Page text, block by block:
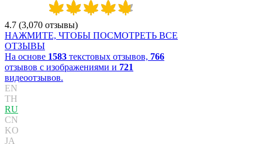
4.7 (3,070 отзывы)
НАЖМИТЕ, ЧТОБЫ ПОСМОТРЕТЬ ВСЕ
ОТЗЫВЫ
На основе 1583 текстовых отзывов, 766
отзывов с изображениями и 721
видеоотзывов.
EN
TH
RU
CN
KO
JA